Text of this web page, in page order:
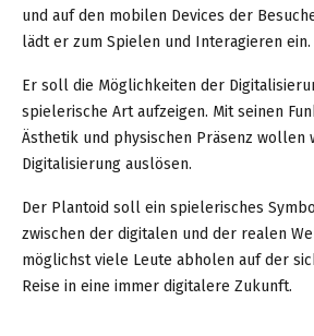
und auf den mobilen Devices der
lädt er zum Spielen und Interagieren ein.
Er soll die Möglichkeiten der
spielerische Art aufzeigen. Mit seinen
Ästhetik und physischen Präsenz wollen
Digitalisierung auslösen.
Der Plantoid soll ein spielerisches
zwischen der digitalen und der realen
möglichst viele Leute abholen auf der
Reise in eine immer digitalere Zukunft.